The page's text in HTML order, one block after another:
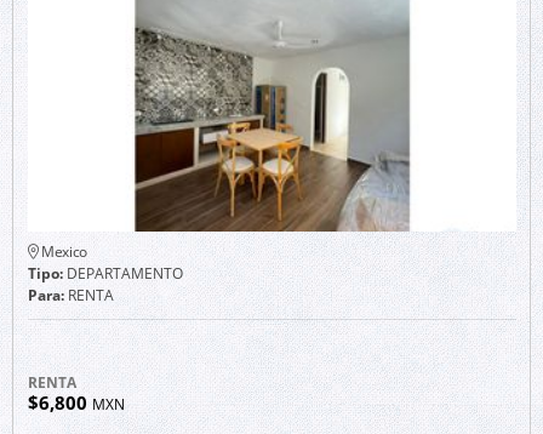
Mexico
Tipo:DEPARTAMENTO
Para:RENTA
RENTA
$6,800 MXN